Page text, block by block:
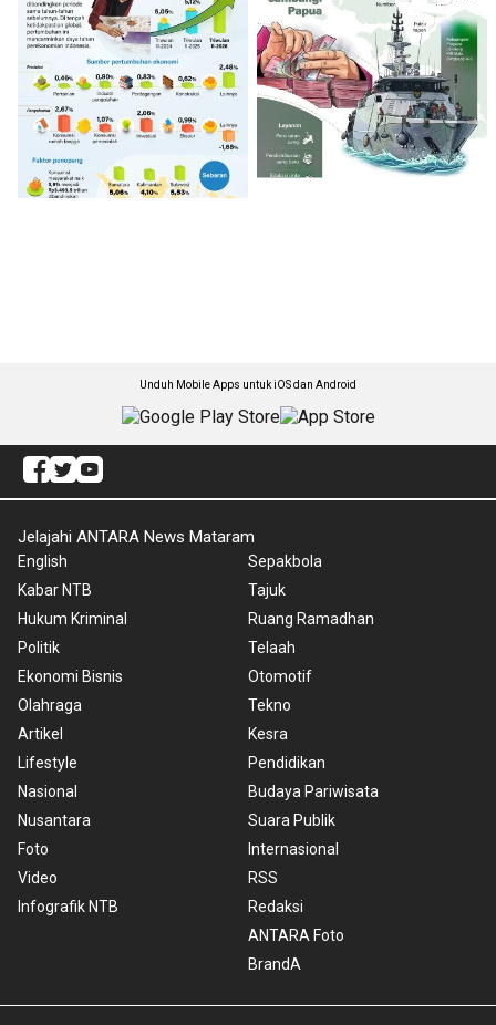
Unduh Mobile Apps untuk iOS dan Android
Jelajahi ANTARA News Mataram
English
Kabar NTB
Hukum Kriminal
Politik
Ekonomi Bisnis
Olahraga
Artikel
Lifestyle
Nasional
Nusantara
Foto
Video
Infografik NTB
Sepakbola
Tajuk
Ruang Ramadhan
Telaah
Otomotif
Tekno
Kesra
Pendidikan
Budaya Pariwisata
Suara Publik
Internasional
RSS
Redaksi
ANTARA Foto
BrandA